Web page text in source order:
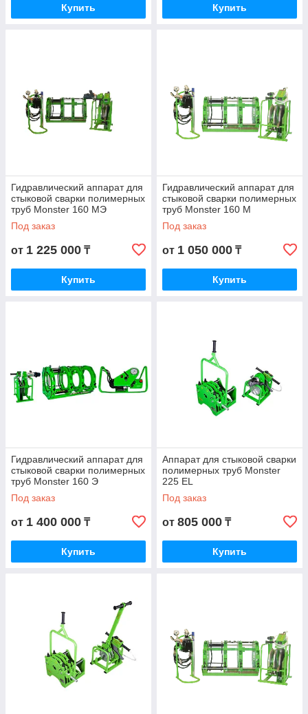
Купить Купить
Гидравлический аппарат для
стыковой сварки полимерных
труб Monster 160 МЭ
Под заказ
от 1 225 000 ₸
Купить
Гидравлический аппарат для
стыковой сварки полимерных
труб Monster 160 М
Под заказ
от 1 050 000 ₸
Купить
Гидравлический аппарат для
стыковой сварки полимерных
труб Monster 160 Э
Под заказ
от 1 400 000 ₸
Купить
Аппарат для стыковой сварки
полимерных труб Monster
225 EL
Под заказ
от 805 000 ₸
Купить